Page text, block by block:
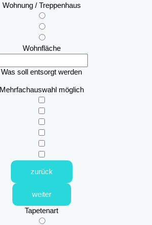
Wohnung / Treppenhaus
Wohnfläche
Was soll entsorgt werden
Mehrfachauswahl möglich
zurück
weiter
Tapetenart